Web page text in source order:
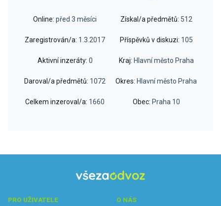
Online: před 3 měsíci
Zaregistrován/a: 1.3.2017
Aktivní inzeráty: 0
Daroval/a předmětů: 1072
Celkem inzeroval/a: 1660
Získal/a předmětů: 512
Příspěvků v diskuzi: 105
Kraj: Hlavní město Praha
Okres: Hlavní město Praha
Obec: Praha 10
PRO UŽIVATELE
O NÁS